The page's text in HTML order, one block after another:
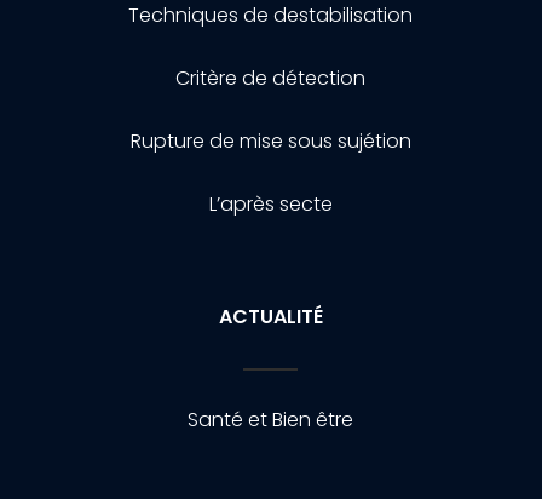
Techniques de destabilisation
Critère de détection
Rupture de mise sous sujétion
L’après secte
ACTUALITÉ
Santé et Bien être